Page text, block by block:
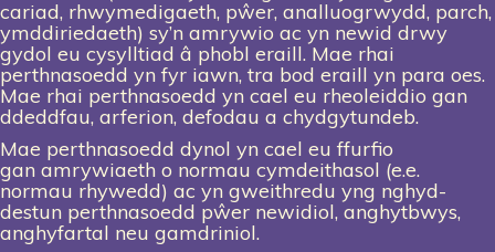
cariad, rhwymedigaeth, pŵer, analluogrwydd, parch,
ymddiriedaeth) sy’n amrywio ac yn newid drwy
gydol eu cysylltiad â phobl eraill. Mae rhai
perthnasoedd yn fyr iawn, tra bod eraill yn para oes.
Mae rhai perthnasoedd yn cael eu rheoleiddio gan
ddeddfau, arferion, defodau a chydgytundeb.
Mae perthnasoedd dynol yn cael eu ffurfio
gan amrywiaeth o normau cymdeithasol (e.e.
normau rhywedd) ac yn gweithredu yng nghyd-
destun perthnasoedd pŵer newidiol, anghytbwys,
anghyfartal neu gamdriniol.